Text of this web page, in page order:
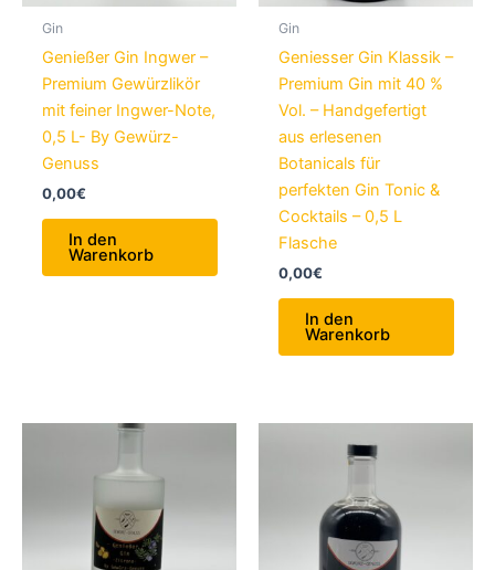
Gin
Genießer Gin Ingwer –
Premium Gewürzlikör
mit feiner Ingwer-Note,
0,5 L- By Gewürz-
Genuss
0,00€
In den
Warenkorb
Gin
Geniesser Gin Klassik –
Premium Gin mit 40 %
Vol. – Handgefertigt
aus erlesenen
Botanicals für
perfekten Gin Tonic &
Cocktails – 0,5 L
Flasche
0,00€
In den
Warenkorb